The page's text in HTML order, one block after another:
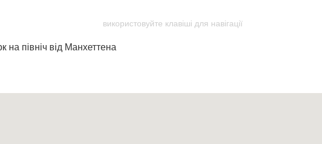
використовуйте клавіші для навігації
північ від Манхеттена